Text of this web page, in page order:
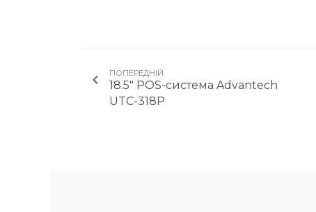
ПОПЕРЕДНІЙ
18.5" POS-система Advantech
UTC-318P